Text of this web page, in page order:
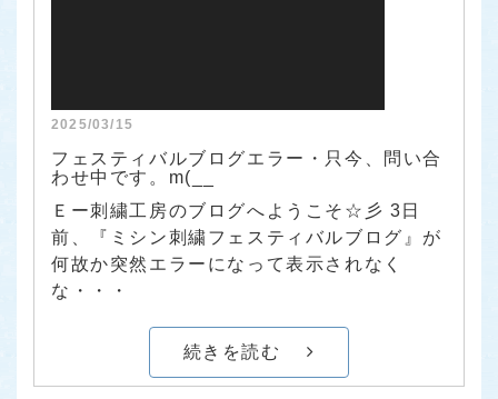
2025/03/15
フェスティバルブログエラー・只今、問い合
わせ中です。m(__
Ｅー刺繍工房のブログへようこそ☆彡 3日
前、『ミシン刺繍フェスティバルブログ』が
何故か突然エラーになって表示されなく
な・・・
続きを読む